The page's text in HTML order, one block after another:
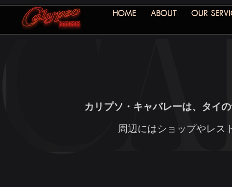
HOME ABOUT OUR
カリプソ・キャバレーは、タイ
周辺にはショップやレス